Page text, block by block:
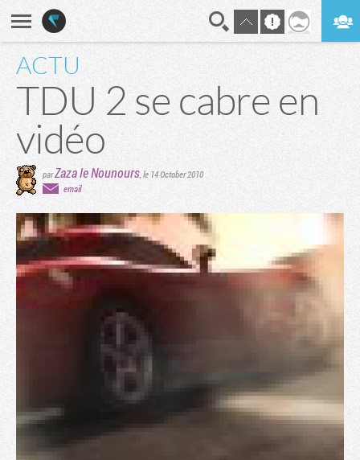
ACTU
TDU 2 se cabre en
vidéo
parZaza le Nounours,le 14 October 2010
email